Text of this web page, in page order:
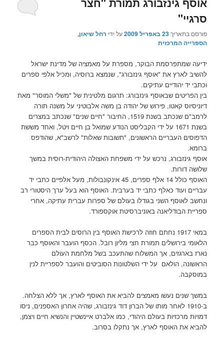
סרגיי"
פורסם בתאריך23 באפריל 2009 על ידי רחל שיאון,
הספרייה המרכזית
ידיעה שמתפרסמת הבוקר, מספרת על מאמציה של מדינת ישראל
להשיב לארץ את "אוסף גינזבורג", שנמצא ברוסיה, ומכיל אלפי ספרים
וכתבי יד יהודיים עתיקים.
בין הפריטים שבאוסף גינזבורג: תרגום מלטינית של "משלי המוסר" מאת
דיוניסיוס קאטו, פירוש של יהודה בן משה אלבוטיני על משנה תורה
לרמב"ם שנכתב בשנת 1519, החיבור "חיים שנים" שנכתב במצרים
בשנת 1671 על ידי הקבליסט הנודע שמואל בן חיים ויטל, ואחד מששת
הדפוסים העבריים הראשונים, "תשובות שאלות" לרשב"א, שהודפס
ברומא.
אוסף גינזבורג, נרכש על ידי משפחת האצולה היהודית-רוסית במשך
שלושה דורות.
האוסף כולל 14 אלף ספרים, 45 אינקונבולות, מעל אלפיים כתבי יד
עבריים ועוד כאלף כתבי יד בערבית. האוסף הוא בעל ערך היסטורי רב
ונחשב לאוסף השני בגודלו בעולם של ספרות עברית עתיקה, אחרי
ספריית הבודליאנה באוניברסיטת אוקספורד.
במאי 1917 נחתם חוזה לרכישת האוסף בין הרוסים לבית הספרים
הלאומי בירושלים תמורת חצי מליון רובל. הכסף הועבר והאוסף כבר
נארז בארגזים, אך המשלוח שהתעכב בשל מלחמת העולם
הראשונה, הולאם על ידי השלטונות הסוביטים והועבר לספריית לנין
במוסקבה.
במשך שנים נעשו מאמצים להביא את האוסף לארץ, אך ללא הצלחה.
ב-1910 לאחר מותו של הברון דוד גינזבורג, שהיה אחרון האספנים, ניסו
דמויות מרכזיות בעולם היהודי, כמו אלברט איינשטיין והנשיא חיים ויצמן,
להביא את האוסף לארץ, אך נתקלו בסרוב.